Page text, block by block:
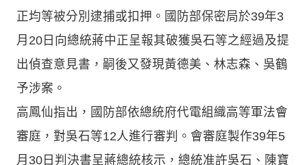
正均等被分別逮捕或扣押。國防部保密局於39年3
月20日向總統蔣中正呈報其破獲吳石等之經過及提
出偵查意見書，嗣後又發現黃德美、林志森、吳鶴
予涉案。
高鳳仙指出，國防部依總統府代電組織高等軍法會
審庭，對吳石等12人進行審判。會審庭製作39年5
月30日判決書呈蔣總統核示，總統准許吳石、陳寶